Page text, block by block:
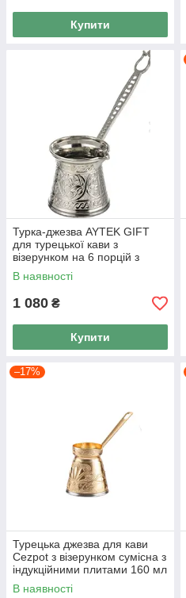
Купити
Турка-джезва AYTEK GIFT
для турецької кави з
візерунком на 6 порцій з
нержавіючої сталі, 500 мл
В наявності
1 080 ₴
Купити
–17%
Турецька джезва для кави
Cezpot з візерунком сумісна з
індукційними плитами 160 мл
колір Золото
В наявності